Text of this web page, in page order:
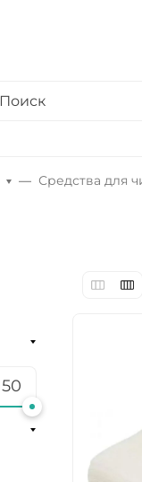
Средства для